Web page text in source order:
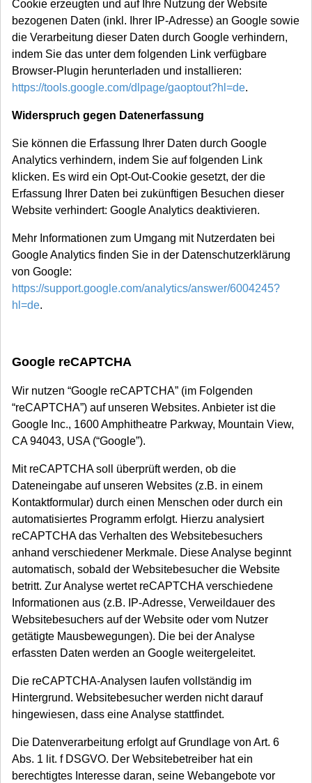
Cookie erzeugten und auf Ihre Nutzung der Website
bezogenen Daten (inkl. Ihrer IP-Adresse) an Google sowie
die Verarbeitung dieser Daten durch Google verhindern,
indem Sie das unter dem folgenden Link verfügbare
Browser-Plugin herunterladen und installieren:
https://tools.google.com/dlpage/gaoptout?hl=de.
Widerspruch gegen Datenerfassung
Sie können die Erfassung Ihrer Daten durch Google
Analytics verhindern, indem Sie auf folgenden Link
klicken. Es wird ein Opt-Out-Cookie gesetzt, der die
Erfassung Ihrer Daten bei zukünftigen Besuchen dieser
Website verhindert: Google Analytics deaktivieren.
Mehr Informationen zum Umgang mit Nutzerdaten bei
Google Analytics finden Sie in der Datenschutzerklärung
von Google:
https://support.google.com/analytics/answer/6004245?
hl=de.
Google reCAPTCHA
Wir nutzen “Google reCAPTCHA” (im Folgenden
“reCAPTCHA”) auf unseren Websites. Anbieter ist die
Google Inc., 1600 Amphitheatre Parkway, Mountain View,
CA 94043, USA (“Google”).
Mit reCAPTCHA soll überprüft werden, ob die
Dateneingabe auf unseren Websites (z.B. in einem
Kontaktformular) durch einen Menschen oder durch ein
automatisiertes Programm erfolgt. Hierzu analysiert
reCAPTCHA das Verhalten des Websitebesuchers
anhand verschiedener Merkmale. Diese Analyse beginnt
automatisch, sobald der Websitebesucher die Website
betritt. Zur Analyse wertet reCAPTCHA verschiedene
Informationen aus (z.B. IP-Adresse, Verweildauer des
Websitebesuchers auf der Website oder vom Nutzer
getätigte Mausbewegungen). Die bei der Analyse
erfassten Daten werden an Google weitergeleitet.
Die reCAPTCHA-Analysen laufen vollständig im
Hintergrund. Websitebesucher werden nicht darauf
hingewiesen, dass eine Analyse stattfindet.
Die Datenverarbeitung erfolgt auf Grundlage von Art. 6
Abs. 1 lit. f DSGVO. Der Websitebetreiber hat ein
berechtigtes Interesse daran, seine Webangebote vor